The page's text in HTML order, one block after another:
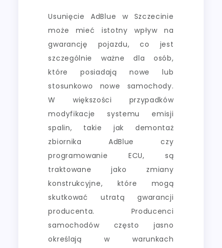
Usunięcie AdBlue w Szczecinie
może mieć istotny wpływ na
gwarancję pojazdu, co jest
szczególnie ważne dla osób,
które posiadają nowe lub
stosunkowo nowe samochody.
W większości przypadków
modyfikacje systemu emisji
spalin, takie jak demontaż
zbiornika AdBlue czy
programowanie ECU, są
traktowane jako zmiany
konstrukcyjne, które mogą
skutkować utratą gwarancji
producenta. Producenci
samochodów często jasno
określają w warunkach